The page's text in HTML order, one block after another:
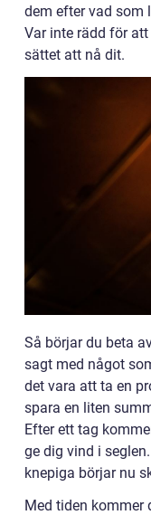
dem efter vad som
Var inte rädd för
sättet att nå dit.
Så börjar du beta
sagt med något
det vara att ta en
spara en liten
Efter ett tag
ge dig vind i
knepiga börjar nu
Med tiden kommer